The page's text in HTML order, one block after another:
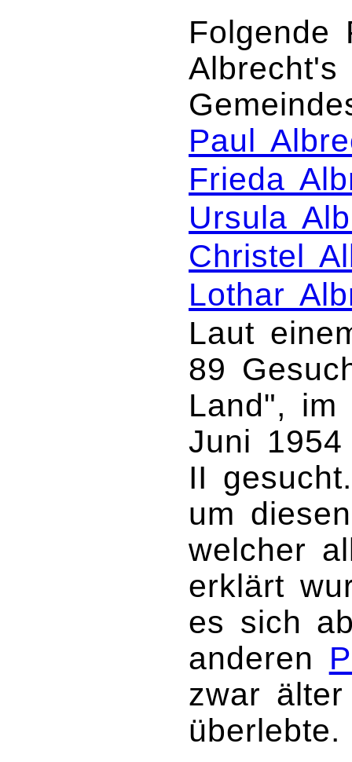
Folgende
Paul
Frieda
Ursula
Christel
Lothar
Laut
89
Land", im
Juni
II
um
welcher
erklärt
es sich
anderen
zwar
überlebte.